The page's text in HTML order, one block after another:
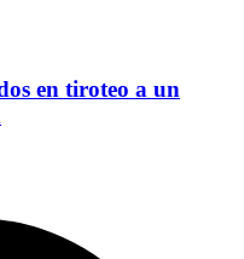
en tiroteo a un